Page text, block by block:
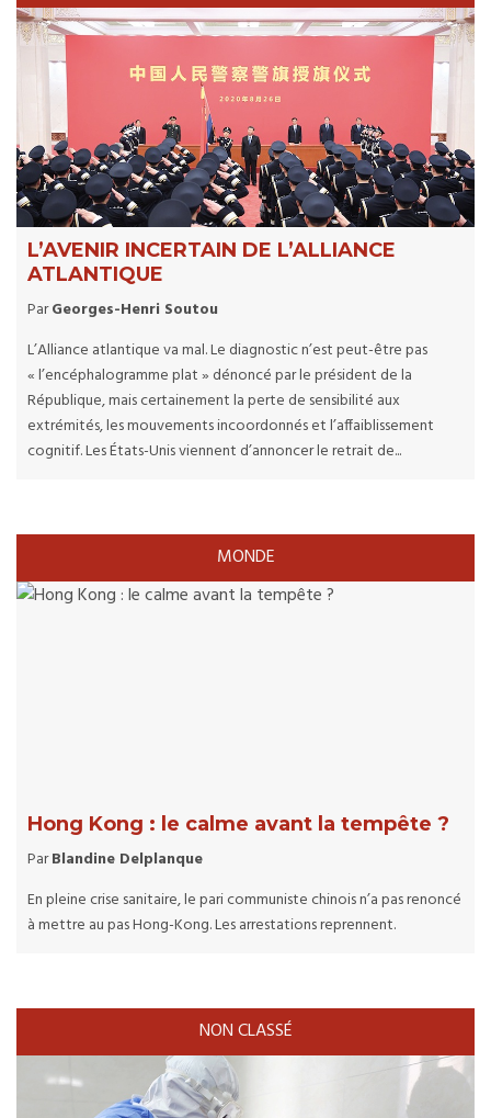
L’AVENIR INCERTAIN DE L’ALLIANCE
ATLANTIQUE
ParGeorges-Henri Soutou
L’Alliance atlantique va mal. Le diagnostic n’est peut-être pas
« l’encéphalogramme plat » dénoncé par le président de la
République, mais certainement la perte de sensibilité aux
extrémités, les mouvements incoordonnés et l’affaiblissement
cognitif. Les États-Unis viennent d’annoncer le retrait de...
MONDE
Hong Kong : le calme avant la tempête ?
ParBlandine Delplanque
En pleine crise sanitaire, le pari communiste chinois n’a pas renoncé
à mettre au pas Hong-Kong. Les arrestations reprennent.
NON CLASSÉ